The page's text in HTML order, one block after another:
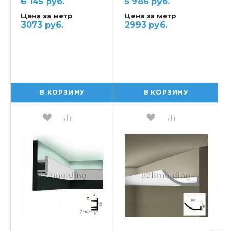
Цена за метр
3073 руб.
В КОРЗИНУ
Цена за метр
2993 руб.
В КОРЗИНУ